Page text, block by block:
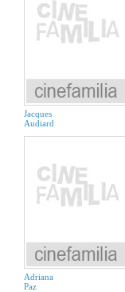
Jacques
Audiard
Adriana
Paz